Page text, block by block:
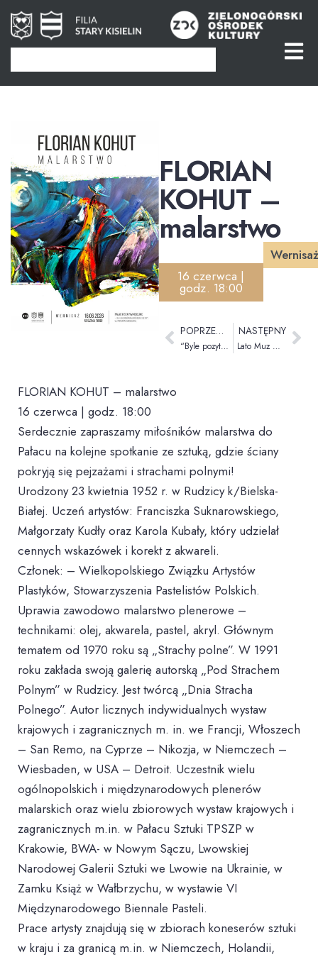
FLORIAN
KOHUT –
malarstwo
16 czerwca |
godz. 18:00
Wernisaż
POPRZEDNI
“Byle pozytywnie” – koncert zespołu Zielonogórskiego Ośrodka Kultury
NASTĘPNY
Lato Muz Wszelakich LATO 2.6 | Kino Familijne
FLORIAN KOHUT – malarstwo
16 czerwca | godz. 18:00
Serdecznie zapraszamy miłośników malarstwa do
Pałacu na kolejne spotkanie ze sztuką, gdzie ściany
pokryją się pejzażami i strachami polnymi!
Urodzony 23 kwietnia 1952 r. w Rudzicy k/Bielska-
Białej. Uczeń artystów: Franciszka Suknarowskiego,
Małgorzaty Kudły oraz Karola Kubały, który udzielał
cennych wskazówek i korekt z akwareli.
Członek: – Wielkopolskiego Związku Artystów
Plastyków, Stowarzyszenia Pastelistów Polskich.
Uprawia zawodowo malarstwo plenerowe –
technikami: olej, akwarela, pastel, akryl. Głównym
tematem od 1970 roku są „Strachy polne”. W 1991
roku zakłada swoją galerię autorską „Pod Strachem
Polnym” w Rudzicy. Jest twórcą „Dnia Stracha
Polnego”. Autor licznych indywidualnych wystaw
krajowych i zagranicznych m. in. we Francji, Włoszech
– San Remo, na Cyprze – Nikozja, w Niemczech –
Wiesbaden, w USA – Detroit. Uczestnik wielu
ogólnopolskich i międzynarodowych plenerów
malarskich oraz wielu zbiorowych wystaw krajowych i
zagranicznych m.in. w Pałacu Sztuki TPSZP w
Krakowie, BWA- w Nowym Sączu, Lwowskiej
Narodowej Galerii Sztuki we Lwowie na Ukrainie, w
Zamku Książ w Wałbrzychu, w wystawie VI
Międzynarodowego Biennale Pasteli.
Prace artysty znajdują się w zbiorach koneserów sztuki
w kraju i za granicą m.in. w Niemczech, Holandii,